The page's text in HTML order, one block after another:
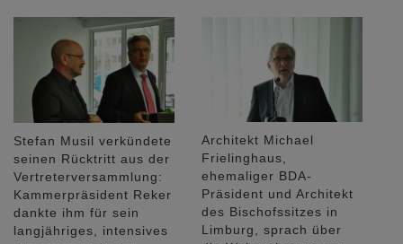
Stefan Musil verkündete
seinen Rücktritt aus der
Vertreterversammlung:
Kammerpräsident Reker
dankte ihm für sein
langjähriges, intensives
Architekt Michael
Frielinghaus,
ehemaliger BDA-
Präsident und Architekt
des Bischofssitzes in
Limburg, sprach über